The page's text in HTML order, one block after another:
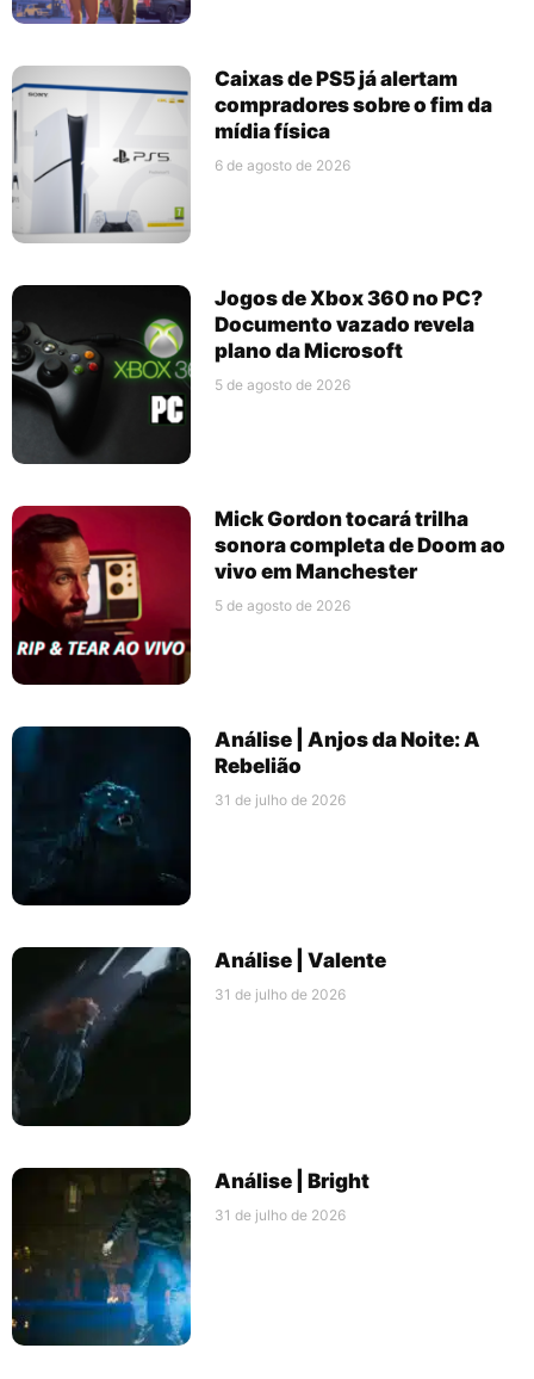
Caixas de PS5 já alertam
compradores sobre o fim da
mídia física
6 de agosto de 2026
Jogos de Xbox 360 no PC?
Documento vazado revela
plano da Microsoft
5 de agosto de 2026
Mick Gordon tocará trilha
sonora completa de Doom ao
vivo em Manchester
5 de agosto de 2026
Análise | Anjos da Noite: A
Rebelião
31 de julho de 2026
Análise | Valente
31 de julho de 2026
Análise | Bright
31 de julho de 2026